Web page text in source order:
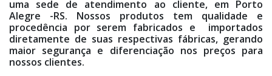
uma sede de atendimento ao cliente, em Porto
Alegre -RS. Nossos produtos tem qualidade e
procedência por serem fabricados e importados
diretamente de suas respectivas fábricas, gerando
maior segurança e diferenciação nos preços para
nossos clientes.